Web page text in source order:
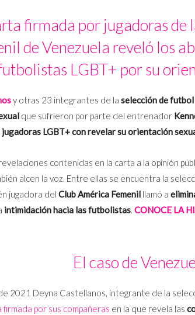
firmada por jugadoras de
de Venezuela reveló los
LGBT+ por su
y otras 23 integrantes de la selección de
que sufrieron por parte del entrenador
jugadoras LGBT+ con revelar su orientación
contenidas en la carta a la opinión
alcen la voz. Entre ellas se encuentra la
jugadora del Club América Femenil llamó a
intimidación hacia las futbolistas. CONOCE LA
El caso de
2021 Deyna Castellanos, integrante de la
firmada por sus compañeras en la que revela las